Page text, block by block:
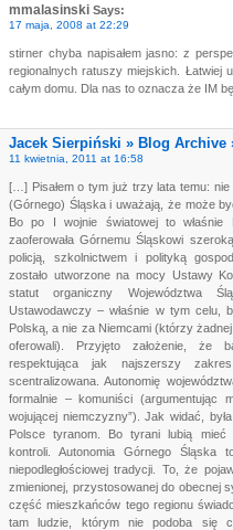
mmalasinski Says:
17 maja, 2008 at 22:29
stirner chyba napisałem jasno: z
regionalnych ratuszy miejskich. Łatwiej
całym domu. Dla nas to oznacza że IM
Jacek Sierpiński » Blog Archive
11 kwietnia, 2011 at 16:58
[…] Pisałem o tym już trzy lata temu:
(Górnego) Śląska i uważają, że może
Bo po I wojnie światowej to
zaoferowała Górnemu Śląskowi
policją, szkolnictwem i polityką
zostało utworzone na mocy Ustawy
statut organiczny Województwa
Ustawodawczy – właśnie w tym celu,
Polską, a nie za Niemcami (którzy
oferowali). Przyjęto założenie, że
respektująca jak najszerszy
scentralizowana. Autonomię
formalnie – komuniści (argumentując
wojującej niemczyzny”). Jak widać,
Polsce tyranom. Bo tyrani lubią mieć
kontroli. Autonomia Górnego
niepodległościowej tradycji. To, że
zmienionej, przystosowanej do obecnej
część mieszkańców tego regionu
tam ludzie, którym nie podoba się